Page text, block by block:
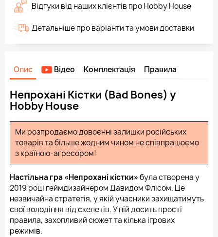
Відгуки від наших клієнтів про Hobby House
Детальніше про варіанти та умови доставки
Опис Відео Комплектація Правила
Непрохані Кістки (Bad Bones) у
Hobby House
Ми розпродаємо довоєнні залишки російських
товарів та більше жодним чином не співпрацюємо
з країною-агресором!
Настільна гра «Непрохані кістки»була створена у
2019 році геймдизайнером Давидом Флісом. Це
незвичайна стратегія, у якій учасники захищатимуть
свої володіння від скелетів. У ній досить прості
правила, захопливий сюжет та кілька ігрових
режимів.